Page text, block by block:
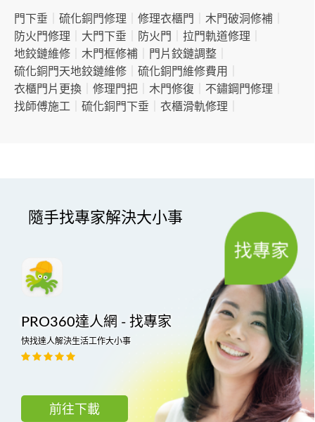
門下垂 硫化銅門修理 修理衣櫃門 木門破洞修補
防火門修理
大門下垂 防火門 拉門軌道修理
地鉸鏈維修
木門框修補 門片鉸鏈調整
硫化銅門天地鉸鏈維修
硫化銅門維修費用
衣櫃門片更換
修理門把 木門修復 不鏽鋼門修理
找師傅施工
硫化銅門下垂 衣櫃滑軌修理
隨手找專家解決大小事
PRO360達人網 - 找專家
快找達人解決生活工作大小事
前往下載